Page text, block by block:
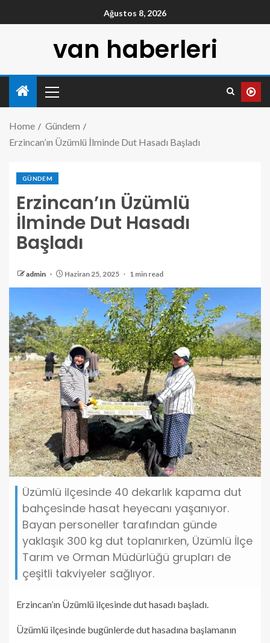
Ağustos 8, 2026
van haberleri
Home
Gündem
Erzincan’ın Üzümlü İlminde Dut Hasadı Başladı
GÜNDEM
Erzincan’ın Üzümlü
İlminde Dut Hasadı
Başladı
admin Haziran 25, 2025 1 min read
Üzümlü ilçesinde 40 dekarlık kapama dut
bahçesinde hasat heyecanı yaşanıyor.
Bayan personeller tarafından günde
yaklaşık 300 kg dut toplanırken, Üzümlü İlçe
Tarım ve Orman Müdürlüğü grupları de
çeşitli takviyeler sağlıyor.
Erzincan’ın Üzümlü ilçesinde dut hasadı başladı.
Üzümlü ilçesinde bugünlerde dut hasadına başlamanın